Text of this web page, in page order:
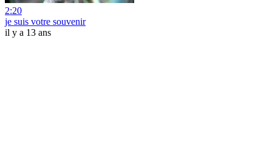
2:20
je suis votre souvenir
il y a 13 ans